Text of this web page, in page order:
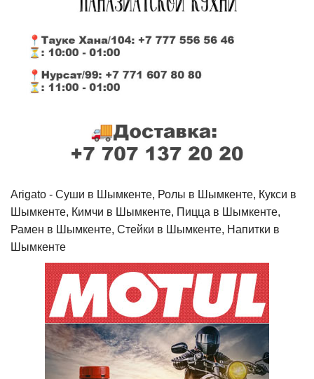
Arigato - Cуши в Шымкенте, Ролы в Шымкенте, Кукси в
Шымкенте, Кимчи в Шымкенте, Пицца в Шымкенте,
Рамен в Шымкенте, Стейки в Шымкенте, Напитки в
Шымкенте